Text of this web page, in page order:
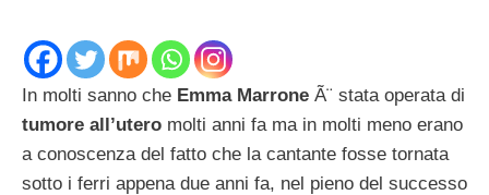
In molti sanno che Emma Marrone Ã¨ stata operata di
tumore all’utero molti anni fa ma in molti meno erano
a conoscenza del fatto che la cantante fosse tornata
sotto i ferri appena due anni fa, nel pieno del successo